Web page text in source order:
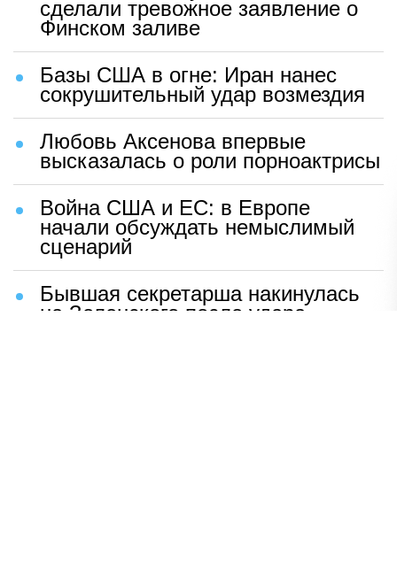
сделали тревожное заявление о
Финском заливе
Базы США в огне: Иран нанес
сокрушительный удар возмездия
Любовь Аксенова впервые
высказалась о роли порноактрисы
Война США и ЕС: в Европе
начали обсуждать немыслимый
сценарий
Бывшая секретарша накинулась
на Зеленского после удара